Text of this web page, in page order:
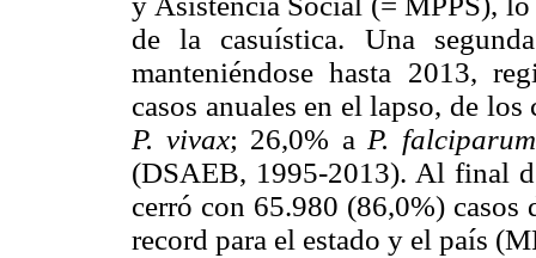
de la casuística. Una
manteniéndose hasta 2013,
casos anuales en el lapso, de
P. vivax; 26,0% a P.
(DSAEB, 1995-2013). Al final
cerró con 65.980 (86,0%) casos
record para el estado y el país